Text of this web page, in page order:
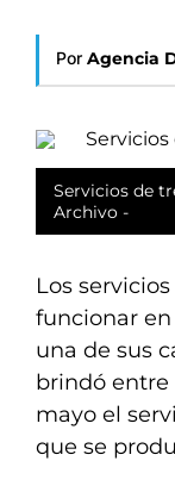
Por Agencia
Servicios de
Archivo -
Los
funcionar
una de sus
brindó entre
mayo el
que se